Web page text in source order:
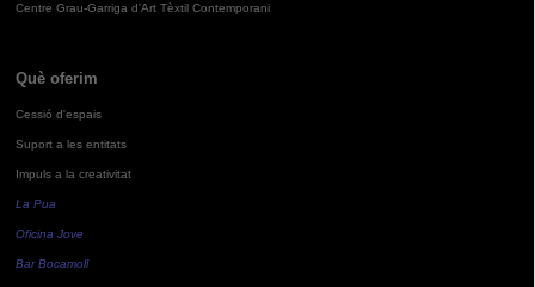
Centre Grau-Garriga d'Art Tèxtil Contemporani
Què oferim
Cessió d'espais
Suport a les entitats
Impuls a la creativitat
La Pua
Oficina Jove
Bar Bocamoll